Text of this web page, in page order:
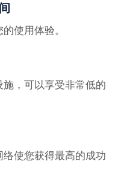
使用体验。
，可以享受非常低的
使您获得最高的成功